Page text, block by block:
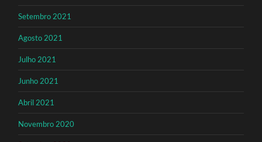
Setembro 2021
Agosto 2021
Julho 2021
Junho 2021
Abril 2021
Novembro 2020